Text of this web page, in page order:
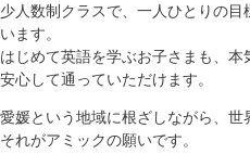
少人数制クラスで、一人ひとりの
います。
はじめて英語を学ぶお子さまも、
安心して通っていただけます。
愛媛という地域に根ざしながら、世
それがアミックの願いです。